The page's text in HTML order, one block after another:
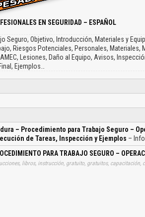
EN SEGURIDAD – ESPAÑOL
Seguro, Objetivo, Introducción, Materiales y
Riesgos Potenciales, Personales, Materiales,
Lesiones, Daño al Equipo, Avisos,
Ejemplos…
– Procedimiento para Trabajo Seguro –
de Tareas, Inspección y Ejemplos –
PARA TRABAJO SEGURO –